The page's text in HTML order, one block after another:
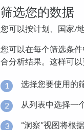
筛选您的数据
您可以按计划、国家/
您可以在每个筛选条
合分析结果。这样可
选择您要使用的
从列表中选择一
“洞察”视图将根